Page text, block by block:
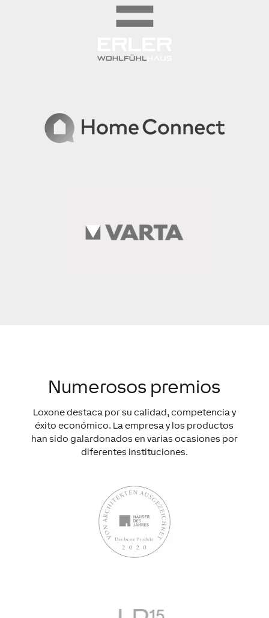
Numerosos premios
Loxone destaca por su calidad, competencia y
éxito económico. La empresa y los productos
han sido galardonados en varias ocasiones por
diferentes instituciones.